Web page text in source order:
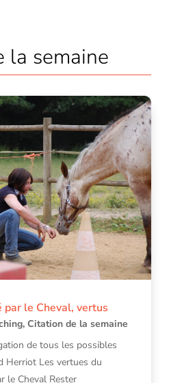
la semaine
par le Cheval, vertus
, Citation de la semaine
de tous les possibles
Herriot Les vertues du
le Cheval Rester